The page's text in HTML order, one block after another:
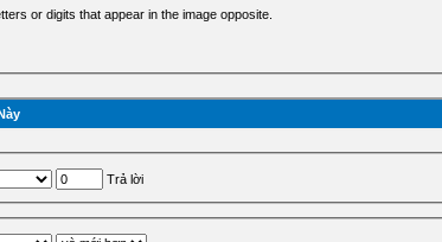
or digits that appear in the image opposite.
Trả lời